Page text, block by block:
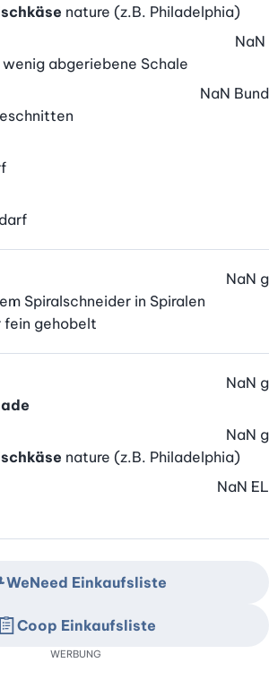
nature (z.B. Philadelphia)
wenig abgeriebene Schale
NaN
NaN Bund
Spiralschneider in Spiralen
gehobelt
NaN g
NaN g
nature (z.B. Philadelphia)
NaN g
NaN EL
WeNeed Einkaufsliste
Coop Einkaufsliste
WERBUNG